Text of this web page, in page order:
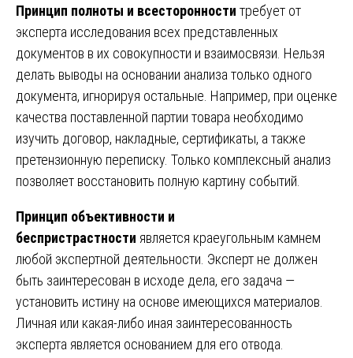
Принцип полноты и всесторонности требует от
эксперта исследования всех представленных
документов в их совокупности и взаимосвязи. Нельзя
делать выводы на основании анализа только одного
документа, игнорируя остальные. Например, при оценке
качества поставленной партии товара необходимо
изучить договор, накладные, сертификаты, а также
претензионную переписку. Только комплексный анализ
позволяет восстановить полную картину событий.
Принцип объективности и
беспристрастности является краеугольным камнем
любой экспертной деятельности. Эксперт не должен
быть заинтересован в исходе дела, его задача —
установить истину на основе имеющихся материалов.
Личная или какая-либо иная заинтересованность
эксперта является основанием для его отвода.